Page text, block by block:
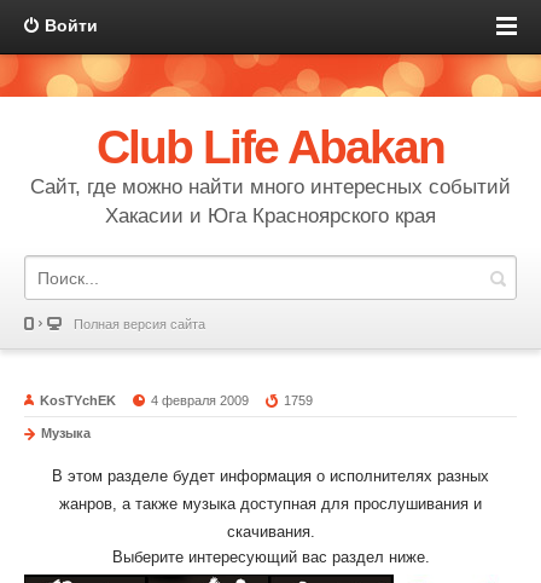
Войти
Club Life Abakan
Сайт, где можно найти много интересных событий
Хакасии и Юга Красноярского края
Полная версия сайта
KosTYchEK 4 февраля 2009 1759
Музыка
В этом разделе будет информация о исполнителях разных
жанров, а также музыка доступная для прослушивания и
скачивания.
Выберите интересующий вас раздел ниже.